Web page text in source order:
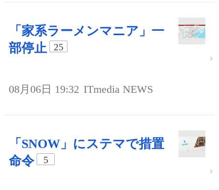
「家系ラーメンマニア」一
部停止
25
08月06日 19:32 ITmedia NEWS
「SNOW」にステマで措置
命令
5